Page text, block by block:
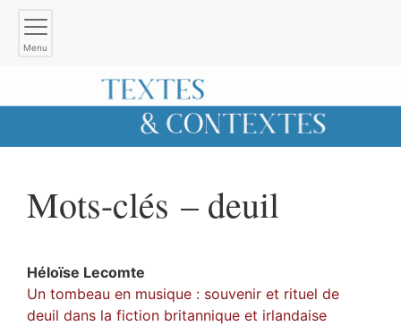
Menu
Mots-clés – deuil
Héloïse Lecomte
Un tombeau en musique : souvenir et rituel de
deuil dans la fiction britannique et irlandaise